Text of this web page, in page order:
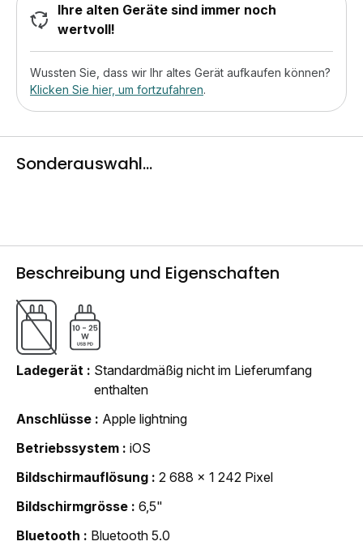
Ihre alten Geräte sind immer noch
wertvoll!
Wussten Sie, dass wir Ihr altes Gerät aufkaufen können?
Klicken Sie hier, um fortzufahren.
Sonderauswahl...
Beschreibung und Eigenschaften
Ladegerät
Standardmäßig nicht im Lieferumfang
enthalten
Anschlüsse
Apple lightning
Betriebssystem
iOS
Bildschirmauflösung
2 688 x 1 242 Pixel
Bildschirmgrösse
6,5"
Bluetooth
Bluetooth 5.0